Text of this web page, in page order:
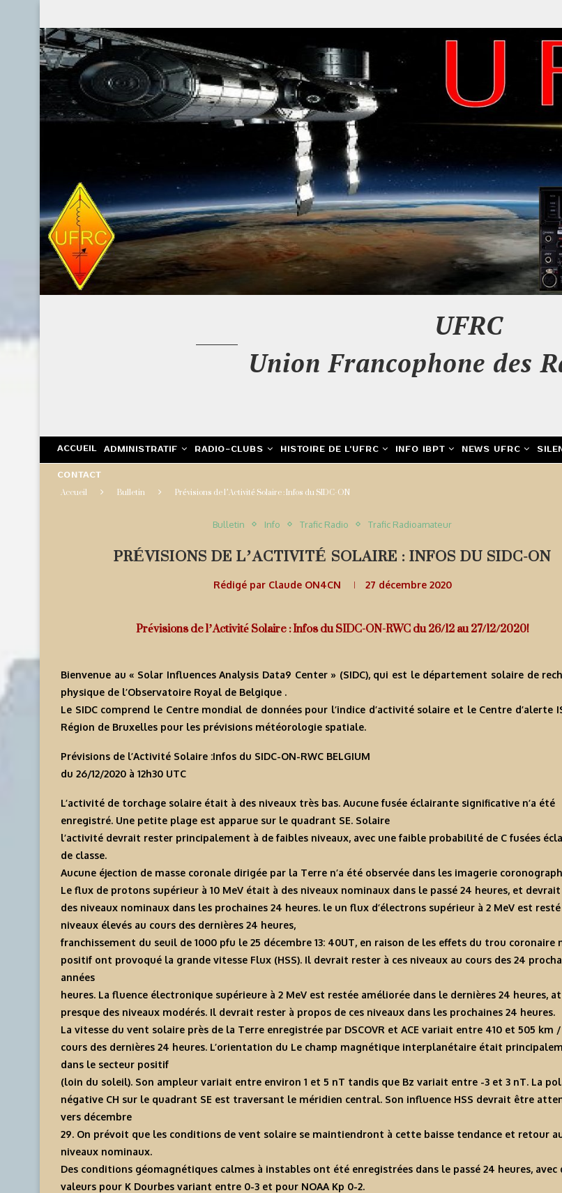
UFRC
Union Francophone des
ACCUEIL ADMINISTRATIF RADIO-CLUBS HISTOIRE DE L’UFRC INFO IBPT NEWS UFRC
CONTACT
Accueil Bulletin Prévisions de l’Activité Solaire : Infos du SIDC-ON
Bulletin Info Trafic Radio Trafic Radioamateur
PRÉVISIONS DE L’ACTIVITÉ SOLAIRE : INFOS DU SIDC-ON
Rédigé par Claude ON4CN 27 décembre 2020
Prévisions de l’Activité Solaire : Infos du SIDC-ON-RWC du 26/12 au 27/12/2020!
Bienvenue au « Solar Influences Analysis Data9 Center » (SIDC), qui est le département solaire de
physique de l’Observatoire Royal de Belgique .
Le SIDC comprend le Centre mondial de données pour l’indice d’activité solaire et le Centre d’alerte
Région de Bruxelles pour les prévisions météorologie spatiale.
Prévisions de l’Activité Solaire :Infos du SIDC-ON-RWC BELGIUM
du 26/12/2020 à 12h30 UTC
L’activité de torchage solaire était à des niveaux très bas. Aucune fusée éclairante significative n’a été
enregistré. Une petite plage est apparue sur le quadrant SE. Solaire
l’activité devrait rester principalement à de faibles niveaux, avec une faible probabilité de C fusées
de classe.
Aucune éjection de masse coronale dirigée par la Terre n’a été observée dans les imagerie
Le flux de protons supérieur à 10 MeV était à des niveaux nominaux dans le passé 24 heures, et
des niveaux nominaux dans les prochaines 24 heures. le un flux d’électrons supérieur à 2 MeV est resté
niveaux élevés au cours des dernières 24 heures,
franchissement du seuil de 1000 pfu le 25 décembre 13: 40UT, en raison de les effets du trou coronaire
positif ont provoqué la grande vitesse Flux (HSS). Il devrait rester à ces niveaux au cours des 24
années
heures. La fluence électronique supérieure à 2 MeV est restée améliorée dans le dernières 24 heures,
presque des niveaux modérés. Il devrait rester à propos de ces niveaux dans les prochaines 24 heures.
La vitesse du vent solaire près de la Terre enregistrée par DSCOVR et ACE variait entre 410 et 505 km /
cours des dernières 24 heures. L’orientation du Le champ magnétique interplanétaire était
dans le secteur positif
(loin du soleil). Son ampleur variait entre environ 1 et 5 nT tandis que Bz variait entre -3 et 3 nT. La
négative CH sur le quadrant SE est traversant le méridien central. Son influence HSS devrait être
vers décembre
29. On prévoit que les conditions de vent solaire se maintiendront à cette baisse tendance et retour
niveaux nominaux.
Des conditions géomagnétiques calmes à instables ont été enregistrées dans le passé 24 heures, avec
valeurs pour K Dourbes variant entre 0-3 et pour NOAA Kp 0-2.